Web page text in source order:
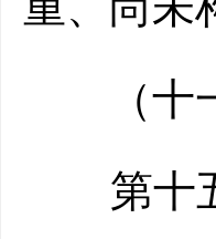
（十一
第十五